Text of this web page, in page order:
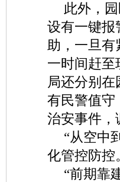
此外，
设有一键报
助，一旦
一时间赶至
局还分别
有民警值守
治安事件，
“从空中
化管控防控
“前期靠